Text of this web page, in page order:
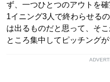
ず、一つひとつのアウトを
1イニング3人で終わらせる
は出るものだと思って、そ
ところ集中してピッチングが